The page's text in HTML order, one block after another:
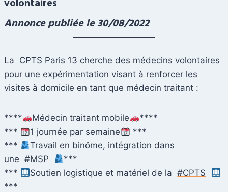
volontaires
Annonce publiée le 30/08/2022
La CPTS Paris 13 cherche des médecins volontaires
pour une expérimentation visant à renforcer les
visites à domicile en tant que médecin traitant :
**** Médecin traitant mobile
****
***
1 journée par semaine
***
***
Travail en binôme, intégration dans
une #MSP
***
***
Soutien logistique et matériel de la#CPTS
***